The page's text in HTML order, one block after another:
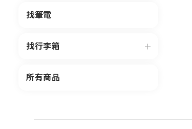
找筆電
找行李箱
所有商品